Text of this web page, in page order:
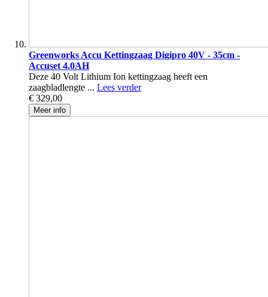
Greenworks Accu Kettingzaag Digipro 40V - 35cm -
Accuset 4.0AH
Deze 40 Volt Lithium Ion kettingzaag heeft een
zaagbladlengte ... Lees verder
€ 329,00
Meer info